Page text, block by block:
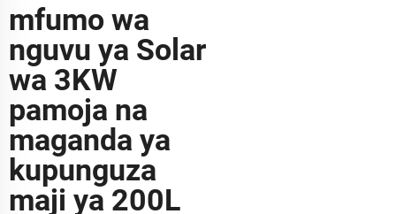
mfumo wa
nguvu ya Solar
wa 3KW
pamoja na
maganda ya
kupunguza
maji ya 200L